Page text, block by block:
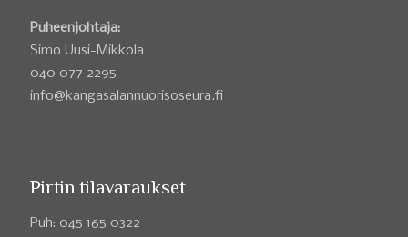
Puheenjohtaja:
Simo Uusi-Mikkola
040 077 2295
info@kangasalannuorisoseura.fi
Pirtin tilavaraukset
Puh: 045 165 0322